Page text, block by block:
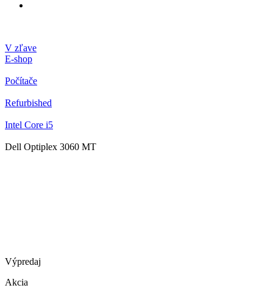
V zľave
E-shop
Počítače
Refurbished
Intel Core i5
Dell Optiplex 3060 MT
Výpredaj
Akcia